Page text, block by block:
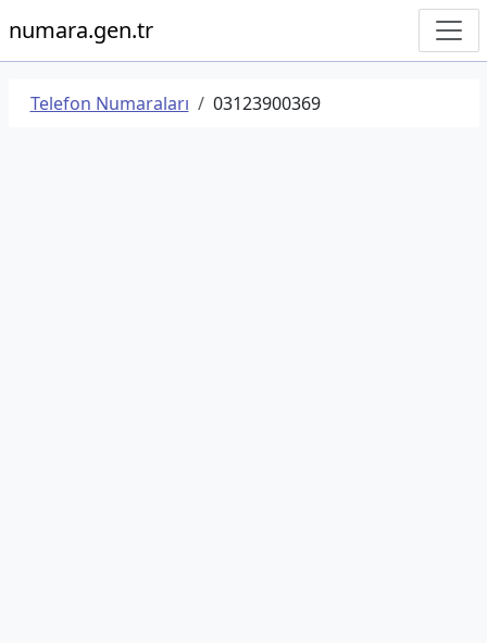
numara.gen.tr
Telefon Numaraları 03123900369